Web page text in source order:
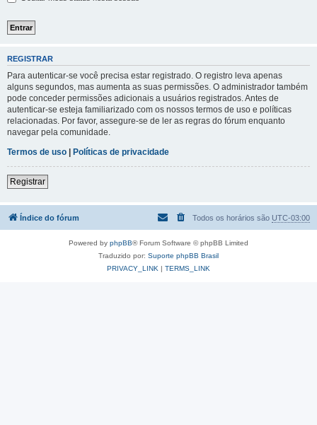
REGISTRAR
Para autenticar-se você precisa estar registrado. O registro leva apenas
alguns segundos, mas aumenta as suas permissões. O administrador também
pode conceder permissões adicionais a usuários registrados. Antes de
autenticar-se esteja familiarizado com os nossos termos de uso e políticas
relacionadas. Por favor, assegure-se de ler as regras do fórum enquanto
navegar pela comunidade.
Termos de uso | Políticas de privacidade
Registrar
Índice do fórum Todos os horários são UTC-03:00
Powered by phpBB® Forum Software © phpBB Limited
Traduzido por: Suporte phpBB Brasil
PRIVACY_LINK | TERMS_LINK